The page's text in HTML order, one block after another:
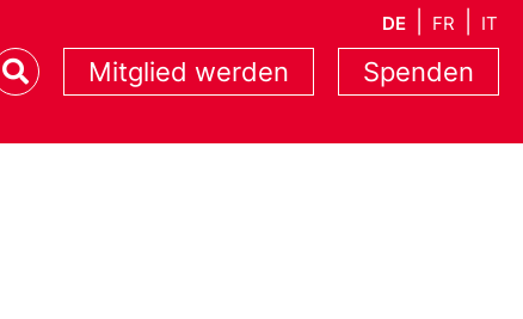
DE FR IT
Mitglied werden Spenden